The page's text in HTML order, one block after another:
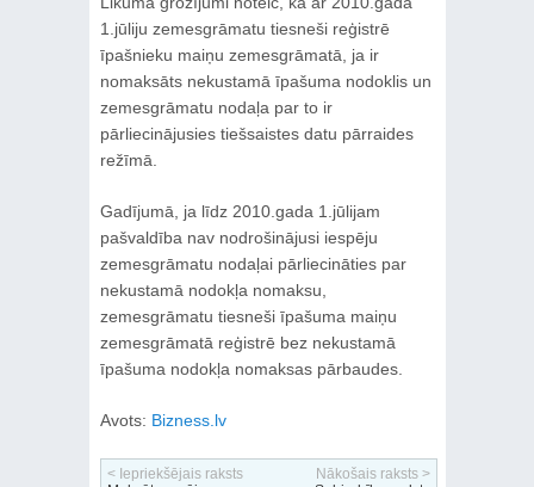
1.jūliju zemesgrāmatu tiesneši reģistrē
īpašnieku maiņu zemesgrāmatā, ja ir
nomaksāts nekustamā īpašuma nodoklis un
zemesgrāmatu nodaļa par to ir
pārliecinājusies tiešsaistes datu pārraides
režīmā.
Gadījumā, ja līdz 2010.gada 1.jūlijam
pašvaldība nav nodrošinājusi iespēju
zemesgrāmatu nodaļai pārliecināties par
nekustamā nodokļa nomaksu,
zemesgrāmatu tiesneši īpašuma maiņu
zemesgrāmatā reģistrē bez nekustamā
īpašuma nodokļa nomaksas pārbaudes.
Avots: Bizness.lv
< Iepriekšējais raksts
Nākošais raksts >